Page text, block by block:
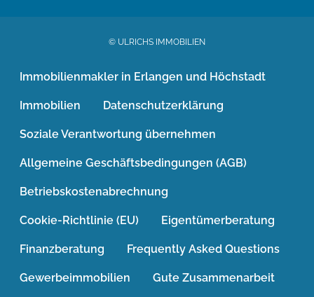
© ULRICHS IMMOBILIEN
Immobilienmakler in Erlangen und Höchstadt
Immobilien Datenschutzerklärung
Soziale Verantwortung übernehmen
Allgemeine Geschäftsbedingungen (AGB)
Betriebskostenabrechnung
Cookie-Richtlinie (EU) Eigentümerberatung
Finanzberatung Frequently Asked Questions
Gewerbeimmobilien Gute Zusammenarbeit